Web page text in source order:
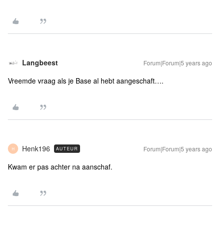
Langbeest Forum|Forum|5 years ago
Vreemde vraag als je Base al hebt aangeschaft….
H Henk196 AUTEUR Forum|Forum|5 years ago
Kwam er pas achter na aanschaf.